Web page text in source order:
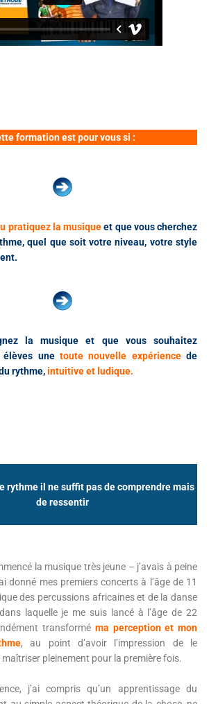
formation est pour vous si :
pratiquez la musiqueet que vous cherchez
quel que soit votre niveau, votre style
la musique et que vous souhaitez
une toute nouvelle expériencede
rythme,intuitive et ludique.
rythme il ne suffit pas de comprendre mais
de ressentir
la musique très jeune – j’avais à peine
donné mes premiers concerts à l’âge de 11
des percussions africaines et de la danse
laquelle je me suis lancé à l’âge de 22
transformé ma perception et mon
, au point d’avoir l’impression de le
pleinement pour la première fois.
j’ai compris qu’un apprentissage du